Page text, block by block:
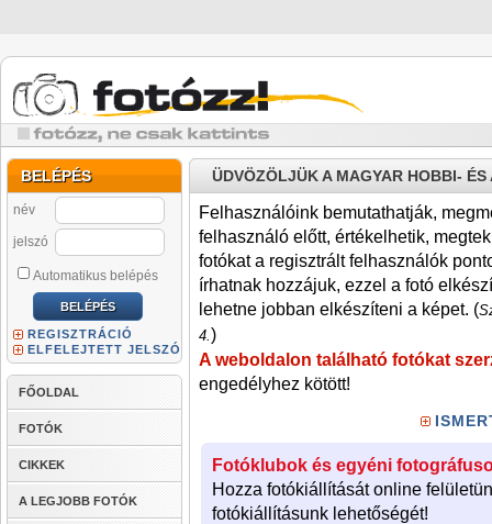
BELÉPÉS
név
jelszó
Automatikus belépés
REGISZTRÁCIÓ
ELFELEJTETT JELSZÓ
FŐOLDAL
FOTÓK
CIKKEK
A LEGJOBB FOTÓK
ÜDVÖZÖLJÜK A MAGYAR HOBBI-
Felhasználóink bemutathatják,
felhasználó előtt, értékelhetik,
fotókat a regisztrált felhasználók
írhatnak hozzájuk, ezzel a fotó
lehetne jobban elkészíteni a képet. (
4.)
A weboldalon található fotókat
engedélyhez kötött!
Fotóklubok és egyéni
Hozza fotókiállítását online
fotókiállításunk lehetőségét!